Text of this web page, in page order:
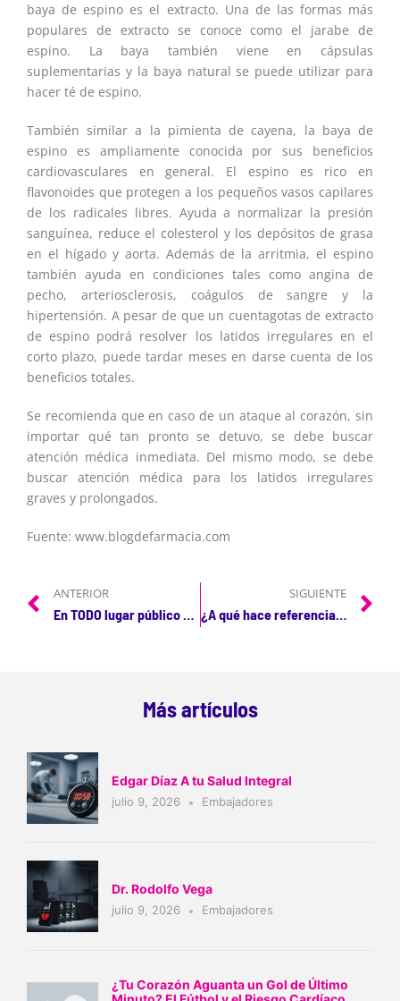
baya de espino es el extracto. Una de las formas más
populares de extracto se conoce como el jarabe de
espino. La baya también viene en cápsulas
suplementarias y la baya natural se puede utilizar para
hacer té de espino.
También similar a la pimienta de cayena, la baya de
espino es ampliamente conocida por sus beneficios
cardiovasculares en general. El espino es rico en
flavonoides que protegen a los pequeños vasos capilares
de los radicales libres. Ayuda a normalizar la presión
sanguínea, reduce el colesterol y los depósitos de grasa
en el hígado y aorta. Además de la arritmia, el espino
también ayuda en condiciones tales como angina de
pecho, arteriosclerosis, coágulos de sangre y la
hipertensión. A pesar de que un cuentagotas de extracto
de espino podrá resolver los latidos irregulares en el
corto plazo, puede tardar meses en darse cuenta de los
beneficios totales.
Se recomienda que en caso de un ataque al corazón, sin
importar qué tan pronto se detuvo, se debe buscar
atención médica inmediata. Del mismo modo, se debe
buscar atención médica para los latidos irregulares
graves y prolongados.
Fuente: www.blogdefarmacia.com
ANTERIOR SIGUIENTE
¿A qué hace referencia el ritmo cardíaco?
Más artículos
Edgar Díaz A tu Salud Integral
julio 9, 2026 Embajadores
Dr. Rodolfo Vega
julio 9, 2026 Embajadores
¿Tu Corazón Aguanta un Gol de Último